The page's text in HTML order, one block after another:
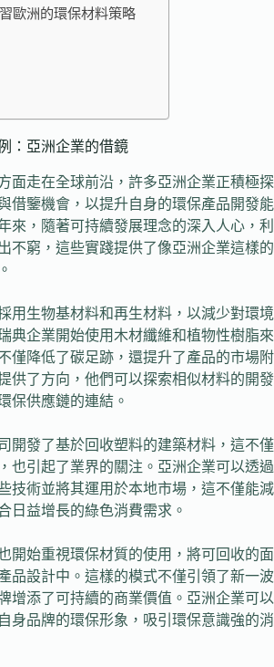
歐洲的環保材料策略
：亞洲企業的借鏡
面走在全球前沿，許多亞洲企業正積極探
借鑒機會，以提升自身的環保產品開發能
來，隨著可持續發展理念的深入人心，利
不窮，這些實踐提供了像亞洲企業這樣的
用生物基材料和再生材料，以減少對環境
典企業開始使用木材纖維和植物性樹脂來
僅降低了碳足跡，還提升了產品的市場附
供了方向，他們可以探索相似材料的開發
保供應鏈的連結。
開發了基於回收塑料的建築材料，這不僅
也引起了業界的關注。亞洲企業可以透過
技術並將其運用於本地市場，這不僅能減
日益增長的綠色消費需求。
開始重視環保材質的使用，將可回收的面
品設計中。這樣的模式不僅引領了新一波
增添了可持續的商業價值。亞洲企業可以
身品牌的環保形象，吸引環保意識強的消